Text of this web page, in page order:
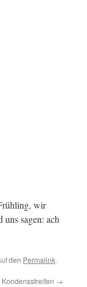
wir
sagen: ach
den Permalink.
→